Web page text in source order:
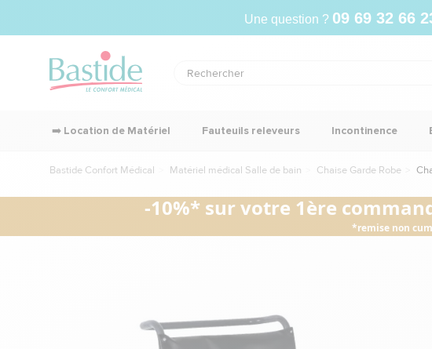
Une question ? 09 69 32 66
➡️ Location de Matériel Fauteuils releveurs Incontinence
Bastide Confort Médical Matériel médical Salle de bain Chaise Garde Robe
-10%* sur votre 1ère
*remise non